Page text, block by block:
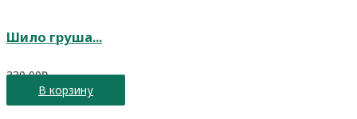
Шило груша...
330,00₽
В корзину